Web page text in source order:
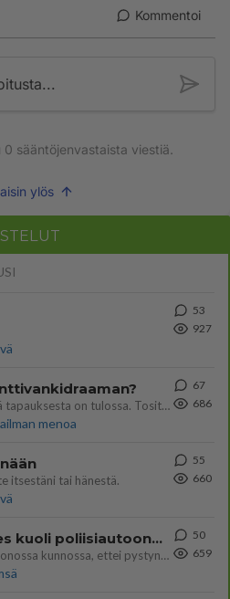
Kommentoi
0 sääntöjenvastaista viestiä.
ylös
53
927
Uusi draamasarja järkyttävästä tapauksesta on tulossa. Tositapahtumiin perustuva sarja ammentaa vuoden 1986 Mikkelin pan
menoa
67
686
itsestäni tai hänestä.
55
660
Iäkäs Jämsäläinen mies kuoli poliisiautoon matkalla Jyväskylän putkaan
Iäkäs vanhus humalassa niin huonossa kunnossa, ettei pystynyt huolehtimaan itsestään niin ainoa apu sillä hetkellä oli
50
659